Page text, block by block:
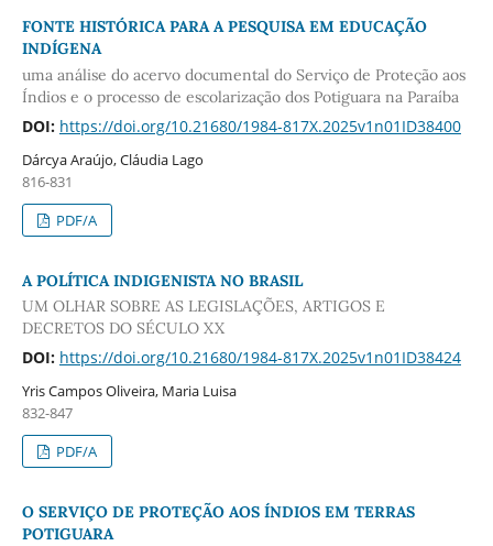
FONTE HISTÓRICA PARA A PESQUISA EM EDUCAÇÃO
INDÍGENA
uma análise do acervo documental do Serviço de Proteção aos
Índios e o processo de escolarização dos Potiguara na Paraíba
DOI: https://doi.org/10.21680/1984-817X.2025v1n01ID38400
Dárcya Araújo, Cláudia Lago
816-831
PDF/A
A POLÍTICA INDIGENISTA NO BRASIL
UM OLHAR SOBRE AS LEGISLAÇÕES, ARTIGOS E
DECRETOS DO SÉCULO XX
DOI: https://doi.org/10.21680/1984-817X.2025v1n01ID38424
Yris Campos Oliveira, Maria Luisa
832-847
PDF/A
O SERVIÇO DE PROTEÇÃO AOS ÍNDIOS EM TERRAS
POTIGUARA